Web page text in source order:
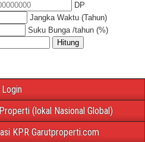
DP
Jangka Waktu (Tahun)
Suku Bunga /tahun (%)
Hitung
Login
(lokal Nasional Global)
KPR Garutproperti.com